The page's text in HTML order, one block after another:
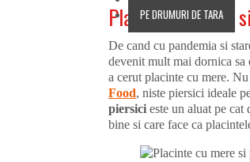
PE DRUMURI DE TARA
Placinte cu mere
De cand cu pandemia si
devenit mult mai dornica
a cerut placinte cu mere.
Food, niste piersici ideale
piersici este un aluat pe cat
bine si care face ca